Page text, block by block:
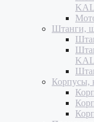
Штанги,
Корпусы,